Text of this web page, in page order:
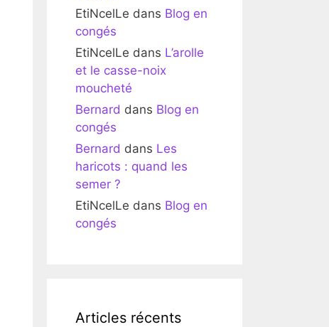
EtiNcelLe dans Blog en
congés
EtiNcelLe dans L’arolle
et le casse-noix
moucheté
Bernard dans Blog en
congés
Bernard dans Les
haricots : quand les
semer ?
EtiNcelLe dans Blog en
congés
Articles récents